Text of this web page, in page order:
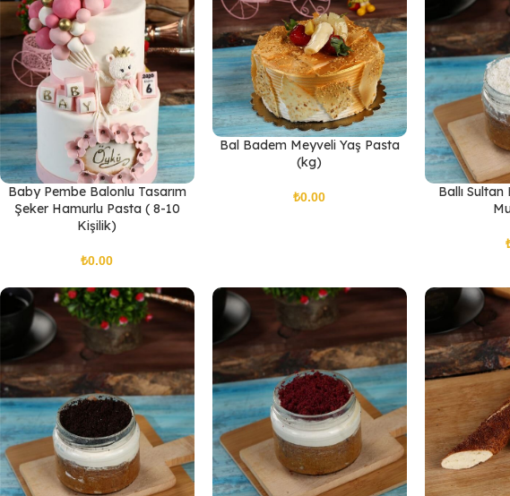
Baby Pembe Balonlu Tasarım
Şeker Hamurlu Pasta ( 8-10
Kişilik)
₺
Bal Badem Meyveli Yaş Pasta
(kg)
₺
Ballı